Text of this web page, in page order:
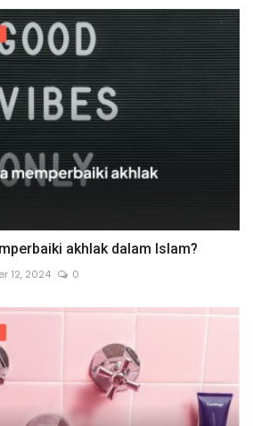
akhlak dalam Islam?
12, 2024 0